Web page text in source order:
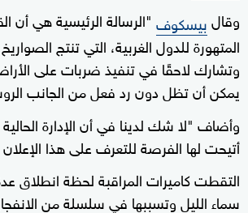
وقالبيسكوف "الرسالة الرئيسية هي أن
المتهورة للدول الغربية، التي تنتج الصواريخ
وتشارك لاحقًا في تنفيذ ضربات على
يمكن أن تظل دون رد فعل من الجانب
وأضاف "لا شك لدينا في أن الإدارة
أتيحت لها الفرصة للتعرف على هذا
التقطت كاميرات المراقبة لحظة انطلاق
سماء الليل وتسببها في سلسلة من